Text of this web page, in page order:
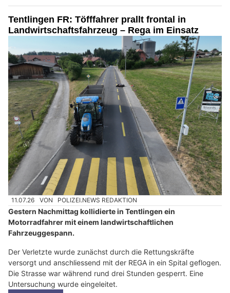
Tentlingen FR: Töfffahrer prallt frontal in
Landwirtschaftsfahrzeug – Rega im Einsatz
11.07.26 VON POLIZEI.NEWS REDAKTION
Gestern Nachmittag kollidierte in Tentlingen ein
Motorradfahrer mit einem landwirtschaftlichen
Fahrzeuggespann.
Der Verletzte wurde zunächst durch die Rettungskräfte
versorgt und anschliessend mit der REGA in ein Spital geflogen.
Die Strasse war während rund drei Stunden gesperrt. Eine
Untersuchung wurde eingeleitet.